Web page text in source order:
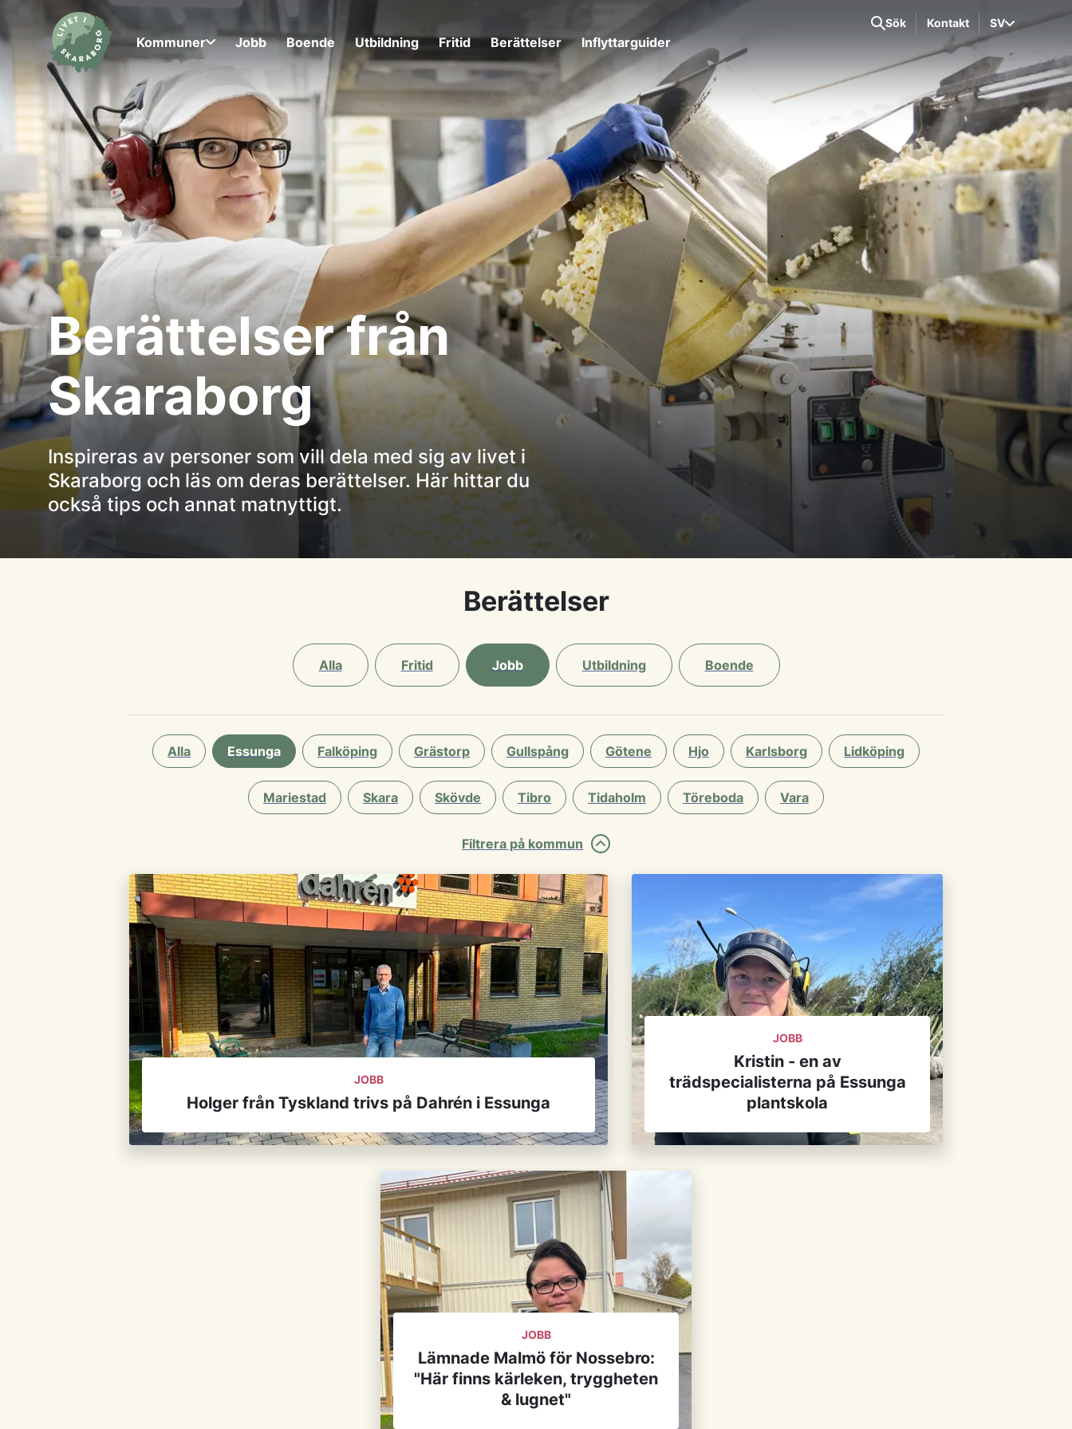
Berättelser från
Skaraborg
Inspireras av personer som vill dela med sig av livet i
Skaraborg och läs om deras berättelser. Här hittar du
också tips och annat matnyttigt.
Kommuner Jobb Boende Utbildning Fritid Berättelser Inflyttarguider
Sök Kontakt SV
Berättelser
Alla Fritid Jobb Utbildning Boende
Alla Essunga Falköping Grästorp Gullspång Götene Hjo Karlsborg Lidköping
Mariestad Skara Skövde Tibro Tidaholm Töreboda Vara
Filtrera på kommun
JOBB
Holger från Tyskland trivs på Dahrén i Essunga
JOBB
Kristin - en av
trädspecialisterna på Essunga
plantskola
JOBB
Lämnade Malmö för Nossebro:
"Här finns kärleken, tryggheten
& lugnet"